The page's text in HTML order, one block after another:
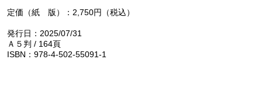
定価（紙 版）：2,750円（税込）
発行日：2025/07/31
Ａ５判 / 164頁
ISBN：978-4-502-55091-1